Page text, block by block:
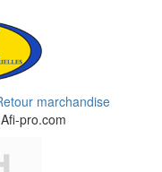
marchandise
pro.com